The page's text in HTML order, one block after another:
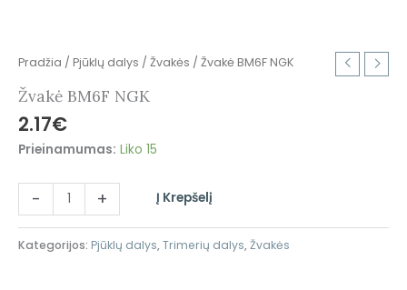
Pradžia / Pjūklų dalys / Žvakės / Žvakė BM6F NGK
Žvakė BM6F NGK
2.17€
Prieinamumas: Liko 15
- + Į Krepšelį
Kategorijos: Pjūklų dalys,Trimerių dalys,Žvakės